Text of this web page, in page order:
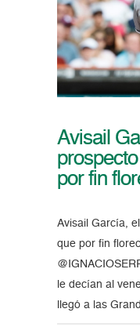
Avisail
por fin
Avisail García,
que por fin
le decían al
llegó a las